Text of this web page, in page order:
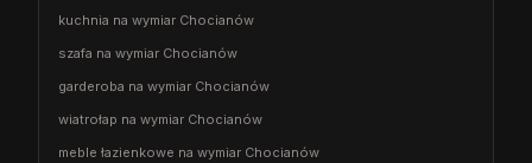
kuchnia na wymiar Chocianów
szafa na wymiar Chocianów
garderoba na wymiar Chocianów
wiatrołap na wymiar Chocianów
meble łazienkowe na wymiar Chocianów